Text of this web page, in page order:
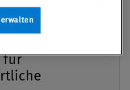
ihre
für